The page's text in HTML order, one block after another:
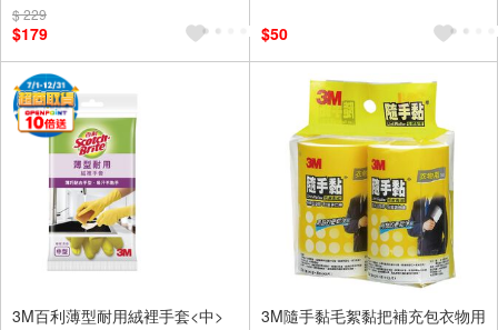
$ 229
$179 $50
3M百利薄型耐用絨裡手套<中>
3M隨手黏毛絮黏把補充包衣物用